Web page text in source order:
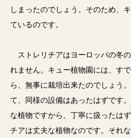
しまったのでしょう。そのため、
ているのです。
ストレリチアはヨーロッパの冬
れません。キュー植物園には、す
ら、無事に栽培出来たのでしょう
て、同様の設備はあったはずです
な植物ですから、丁寧に扱ったは
チアは丈夫な植物なのです。それ